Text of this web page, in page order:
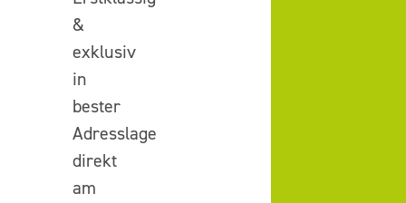
&
exklusiv
in
bester
Adresslage
direkt
am